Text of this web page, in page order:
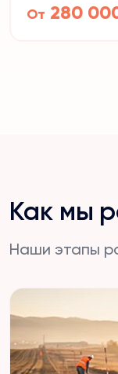
От 280
Как мы
Наши этапы